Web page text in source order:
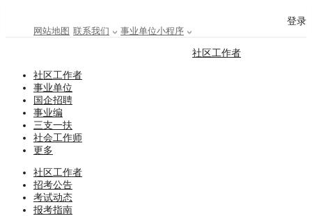
网站地图 联系我们 事业单位小程序
登录
社区工作者
社区工作者
事业单位
国企招聘
事业编
三支一扶
社会工作师
更多
社区工作者
招考公告
考试动态
报考指南